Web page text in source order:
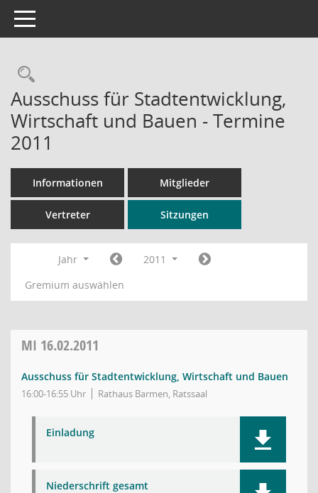
Toggle navigation
Rechercheauswahl
Ausschuss für Stadtentwicklung,
Wirtschaft und Bauen - Termine
2011
Informationen Mitglieder
Vertreter Sitzungen
Jahr
2011
Gremium auswählen
MI 16.02.2011
Ausschuss für Stadtentwicklung, Wirtschaft und Bauen
16:00-16:55 Uhr Rathaus Barmen, Ratssaal
Einladung
Niederschrift gesamt